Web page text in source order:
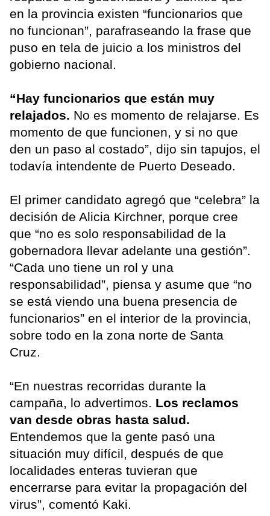
en la provincia existen “funcionarios que
no funcionan”, parafraseando la frase que
puso en tela de juicio a los ministros del
gobierno nacional.
“Hay funcionarios que están muy
relajados. No es momento de relajarse. Es
momento de que funcionen, y si no que
den un paso al costado”, dijo sin tapujos, el
todavía intendente de Puerto Deseado.
El primer candidato agregó que “celebra” la
decisión de Alicia Kirchner, porque cree
que “no es solo responsabilidad de la
gobernadora llevar adelante una gestión”.
“Cada uno tiene un rol y una
responsabilidad”, piensa y asume que “no
se está viendo una buena presencia de
funcionarios” en el interior de la provincia,
sobre todo en la zona norte de Santa
Cruz.
“En nuestras recorridas durante la
campaña, lo advertimos. Los reclamos
van desde obras hasta salud.
Entendemos que la gente pasó una
situación muy difícil, después de que
localidades enteras tuvieran que
encerrarse para evitar la propagación del
virus”, comentó Kaki.